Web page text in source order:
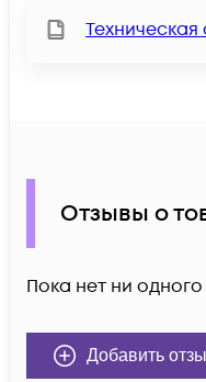
Отзывы о
Пока нет ни
Добавить